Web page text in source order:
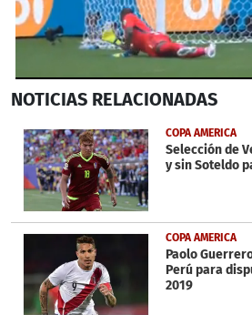
seconds
33
seconds
NOTICIAS RELACIONADAS
COPA AMERICA
Selección de
y sin Soteldo
COPA AMERICA
Paolo
Perú para
2019